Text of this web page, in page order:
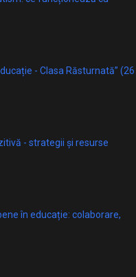
- Clasa Răsturnată” (26
- strategii și resurse
în educație: colaborare,